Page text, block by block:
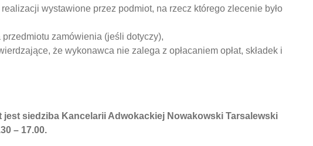
wystawione przez podmiot, na rzecz którego zlecenie było
zamówienia (jeśli dotyczy),
że wykonawca nie zalega z opłacaniem opłat, składek i
jest siedziba Kancelarii Adwokackiej Nowakowski Tarsalewski
– 17.00.